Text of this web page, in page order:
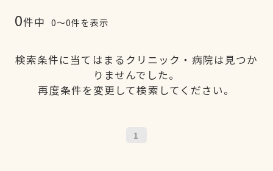
0件中 0〜0件を表示
検索条件に当てはまるクリニック・病院は見つか
りませんでした。
再度条件を変更して検索してください。
1